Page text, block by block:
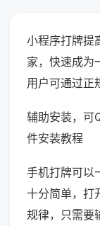
小程序打牌提
家，快速成为
用户可通过正
辅助安装，可
件安装教程
手机打牌可以
十分简单，打
规律，只需要